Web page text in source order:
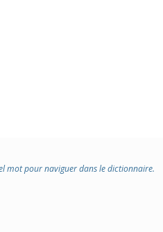
mot pour naviguer dans le dictionnaire.